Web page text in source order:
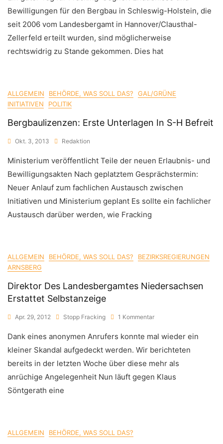
Bewilligungen für den Bergbau in Schleswig-Holstein, die
seit 2006 vom Landesbergamt in Hannover/Clausthal-
Zellerfeld erteilt wurden, sind möglicherweise
rechtswidrig zu Stande gekommen. Dies hat
ALLGEMEIN BEHÖRDE, WAS SOLL DAS?
GAL/GRÜNE
INITIATIVEN
POLITIK
Bergbaulizenzen: Erste Unterlagen In S-H Befreit
Okt. 3, 2013 Redaktion
Ministerium veröffentlicht Teile der neuen Erlaubnis- und
Bewilligungsakten Nach geplatztem Gesprächstermin:
Neuer Anlauf zum fachlichen Austausch zwischen
Initiativen und Ministerium geplant Es sollte ein fachlicher
Austausch darüber werden, wie Fracking
ALLGEMEIN BEHÖRDE, WAS SOLL DAS?
BEZIRKSREGIERUNGEN
ARNSBERG
Direktor Des Landesbergamtes Niedersachsen
Erstattet Selbstanzeige
Apr. 29, 2012 Stopp Fracking 1 KommentarZu
Des
Niedersachsen
Erstattet
Selbstanzeige
Dank eines anonymen Anrufers konnte mal wieder ein
kleiner Skandal aufgedeckt werden. Wir berichteten
bereits in der letzten Woche über diese mehr als
anrüchige Angelegenheit Nun läuft gegen Klaus
Söntgerath eine
ALLGEMEIN BEHÖRDE, WAS SOLL DAS?